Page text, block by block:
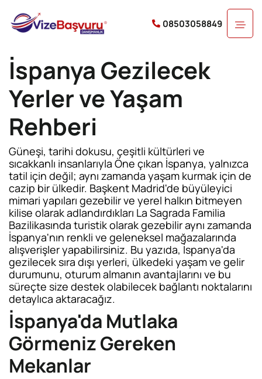
08503058849
İspanya Gezilecek
Yerler ve Yaşam
Rehberi
Güneşi, tarihi dokusu, çeşitli kültürleri ve
sıcakkanlı insanlarıyla Öne çıkan İspanya, yalnızca
tatil için değil; aynı zamanda yaşam kurmak için de
cazip bir ülkedir. Başkent Madrid'de büyüleyici
mimari yapıları gezebilir ve yerel halkın bitmeyen
kilise olarak adlandırdıkları La Sagrada Familia
Bazilikasında turistik olarak gezebilir aynı zamanda
İspanya'nın renkli ve geleneksel mağazalarında
alışverişler yapabilirsiniz. Bu yazıda, İspanya'da
gezilecek sıra dışı yerleri, ülkedeki yaşam ve gelir
durumunu, oturum almanın avantajlarını ve bu
süreçte size destek olabilecek bağlantı noktalarını
detaylıca aktaracağız.
İspanya'da Mutlaka
Görmeniz Gereken
Mekanlar